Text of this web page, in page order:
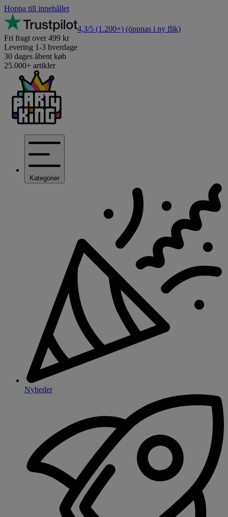
Hoppa till innehållet
4,3/5 (1.200+) (öppnas i ny flik)
Fri fragt over 499 kr
Levering 1-3 hverdage
30 dages åbent køb
25.000+ artikler
Kategorier
Nyheder